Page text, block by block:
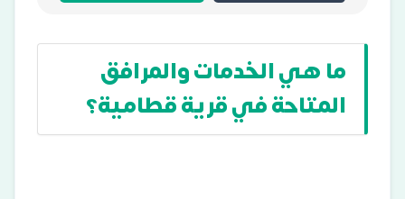
ما هي الخدمات والمرافق
المتاحة في قرية قطامية؟